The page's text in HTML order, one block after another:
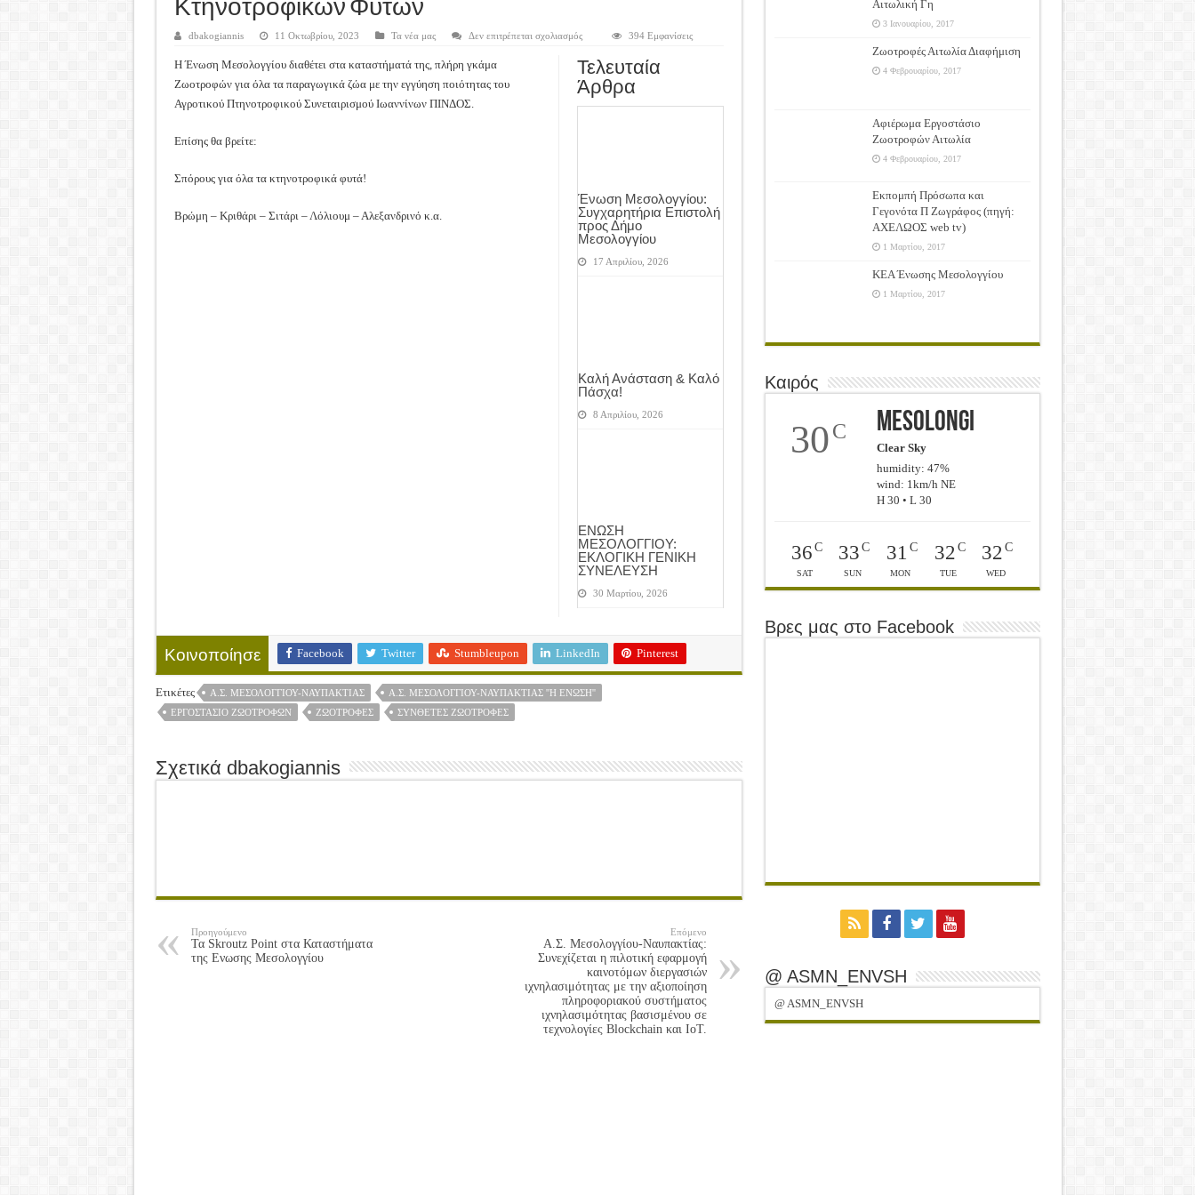
Tακτική Γενική Συνέλευση του Αγροτικού Συνεταιρισμού Μεσολογγίου-Ναυπακτίας ”Η Ένωση”
Η περίοδος συγκομιδής της Ελιάς ξεκίνησε…με Μεγάλες Προσφορές!!
Οι Φθινοπωρινές σπορές ξεκίνησαν!
Κτηνοτροφικών Φυτών
dbakogiannis 11 Οκτωβρίου, 2023 Τα νέα μας Δεν επιτρέπεται σχολιασμόςστο
Πίνδος
–
Σπόρων
Κτηνοτροφικών
Φυτών
394 Εμφανίσεις
Τελευταία
Άρθρα
Ένωση Μεσολογγίου:
Συγχαρητήρια Επιστολή
προς Δήμο
Μεσολογγίου
17 Απριλίου, 2026
Καλή Ανάσταση & Καλό
Πάσχα!
8 Απριλίου, 2026
ΕΝΩΣΗ
ΜΕΣΟΛΟΓΓΙΟΥ:
ΕΚΛΟΓΙΚΗ ΓΕΝΙΚΗ
ΣΥΝΕΛΕΥΣΗ
30 Μαρτίου, 2026
Η Ένωση Μεσολογγίου διαθέτει στα καταστήματά της, πλήρη γκάμα
Ζωοτροφών για όλα τα παραγωγικά ζώα με την εγγύηση ποιότητας του
Αγροτικού Πτηνοτροφικού Συνεταιρισμού Ιωαννίνων ΠΙNΔΟΣ.
Επίσης θα βρείτε:
Σπόρους για όλα τα κτηνοτροφικά φυτά!
Βρώμη – Κριθάρι – Σιτάρι – Λόλιουμ – Αλεξανδρινό κ.α.
Κοινοποίησε Facebook Twitter Stumbleupon LinkedIn Pinterest
Ετικέτες Α.Σ. ΜΕΣΟΛΟΓΓΙΟΥ-ΝΑΥΠΑΚΤΙΑΣ
Α.Σ. ΜΕΣΟΛΟΓΓΊΟΥ-ΝΑΥΠΑΚΤΊΑΣ ''Η ΈΝΩΣΗ''
ΕΡΓΟΣΤΆΣΙΟ ΖΩΟΤΡΟΦΏΝ
ΖΩΟΤΡΟΦΈΣ ΣΎΝΘΕΤΕΣ ΖΩΟΤΡΟΦΈΣ
Σχετικά dbakogiannis
Προηγούμενο
Τα Skroutz Point στα Καταστήματα
της Ενωσης Μεσολογγίου
Επόμενο
Α.Σ. Μεσολογγίου-Ναυπακτίας:
Συνεχίζεται η πιλοτική εφαρμογή
καινοτόμων διεργασιών
ιχνηλασιμότητας με την αξιοποίηση
πληροφοριακού συστήματος
ιχνηλασιμότητας βασισμένου σε
τεχνολογίες Blockchain και IoT.
Αιτωλική Γη
3 Ιανουαρίου, 2017
Ζωοτροφές Αιτωλία Διαφήμιση
4 Φεβρουαρίου, 2017
Αφιέρωμα Εργοστάσιο
Ζωοτροφών Αιτωλία
4 Φεβρουαρίου, 2017
Εκπομπή Πρόσωπα και
Γεγονότα Π Ζωγράφος (πηγή:
ΑΧΕΛΩΟΣ web tv)
1 Μαρτίου, 2017
ΚΕΑ Ένωσης Μεσολογγίου
1 Μαρτίου, 2017
Καιρός
30C Mesolongi
Clear Sky
humidity: 47%
wind: 1km/h NE
H 30 • L 30
36C
SAT
33 C
SUN
31 C
MON
32C
TUE
32C
WED
Βρες μας στο Facebook
@ ASMN_ENVSH
@ ASMN_ENVSH